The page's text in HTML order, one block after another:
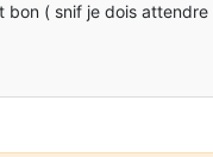
bon ( snif je dois attendre